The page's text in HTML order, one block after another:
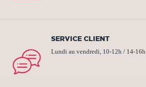
SERVICE CLIENT
Lundi au vendredi, 10-12h / 14-16h